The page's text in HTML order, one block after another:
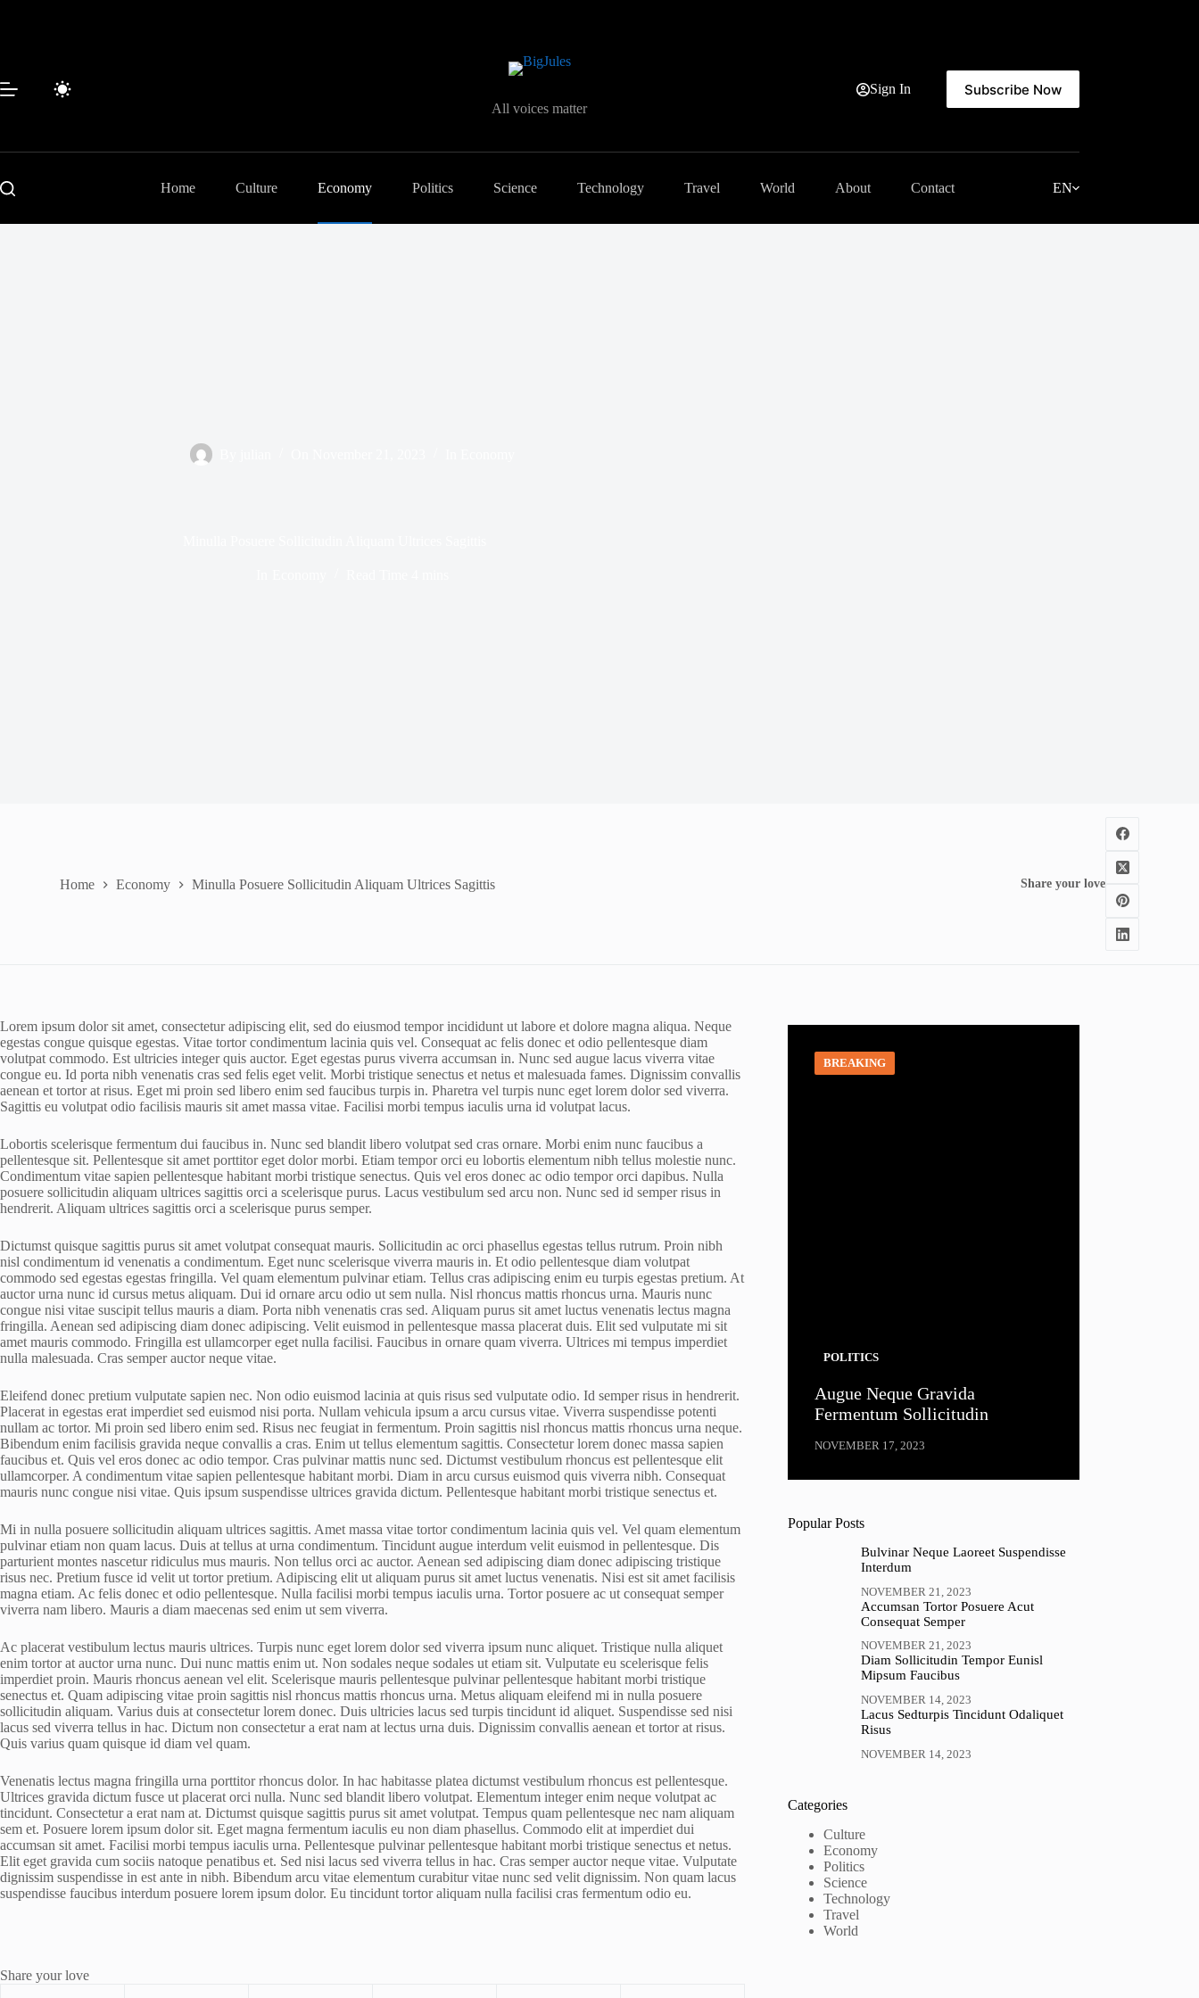
All voices matter
Sign In Subscribe Now
Home Culture Economy Politics Science Technology Travel World About Contact EN
Home Economy Minulla Posuere Sollicitudin Aliquam Ultrices Sagittis Share your love
Lorem ipsum dolor sit amet, consectetur adipiscing elit, sed do eiusmod tempor incididunt ut labore et dolore magna aliqua. Neque
egestas congue quisque egestas. Vitae tortor condimentum lacinia quis vel. Consequat ac felis donec et odio pellentesque diam
volutpat commodo. Est ultricies integer quis auctor. Eget egestas purus viverra accumsan in. Nunc sed augue lacus viverra vitae
congue eu. Id porta nibh venenatis cras sed felis eget velit. Morbi tristique senectus et netus et malesuada fames. Dignissim convallis
aenean et tortor at risus. Eget mi proin sed libero enim sed faucibus turpis in. Pharetra vel turpis nunc eget lorem dolor sed viverra.
Sagittis eu volutpat odio facilisis mauris sit amet massa vitae. Facilisi morbi tempus iaculis urna id volutpat lacus.
Lobortis scelerisque fermentum dui faucibus in. Nunc sed blandit libero volutpat sed cras ornare. Morbi enim nunc faucibus a
pellentesque sit. Pellentesque sit amet porttitor eget dolor morbi. Etiam tempor orci eu lobortis elementum nibh tellus molestie nunc.
Condimentum vitae sapien pellentesque habitant morbi tristique senectus. Quis vel eros donec ac odio tempor orci dapibus. Nulla
posuere sollicitudin aliquam ultrices sagittis orci a scelerisque purus. Lacus vestibulum sed arcu non. Nunc sed id semper risus in
hendrerit. Aliquam ultrices sagittis orci a scelerisque purus semper.
Dictumst quisque sagittis purus sit amet volutpat consequat mauris. Sollicitudin ac orci phasellus egestas tellus rutrum. Proin nibh
nisl condimentum id venenatis a condimentum. Eget nunc scelerisque viverra mauris in. Et odio pellentesque diam volutpat
commodo sed egestas egestas fringilla. Vel quam elementum pulvinar etiam. Tellus cras adipiscing enim eu turpis egestas pretium. At
auctor urna nunc id cursus metus aliquam. Dui id ornare arcu odio ut sem nulla. Nisl rhoncus mattis rhoncus urna. Mauris nunc
congue nisi vitae suscipit tellus mauris a diam. Porta nibh venenatis cras sed. Aliquam purus sit amet luctus venenatis lectus magna
fringilla. Aenean sed adipiscing diam donec adipiscing. Velit euismod in pellentesque massa placerat duis. Elit sed vulputate mi sit
amet mauris commodo. Fringilla est ullamcorper eget nulla facilisi. Faucibus in ornare quam viverra. Ultrices mi tempus imperdiet
nulla malesuada. Cras semper auctor neque vitae.
Eleifend donec pretium vulputate sapien nec. Non odio euismod lacinia at quis risus sed vulputate odio. Id semper risus in hendrerit.
Placerat in egestas erat imperdiet sed euismod nisi porta. Nullam vehicula ipsum a arcu cursus vitae. Viverra suspendisse potenti
nullam ac tortor. Mi proin sed libero enim sed. Risus nec feugiat in fermentum. Proin sagittis nisl rhoncus mattis rhoncus urna neque.
Bibendum enim facilisis gravida neque convallis a cras. Enim ut tellus elementum sagittis. Consectetur lorem donec massa sapien
faucibus et. Quis vel eros donec ac odio tempor. Cras pulvinar mattis nunc sed. Dictumst vestibulum rhoncus est pellentesque elit
ullamcorper. A condimentum vitae sapien pellentesque habitant morbi. Diam in arcu cursus euismod quis viverra nibh. Consequat
mauris nunc congue nisi vitae. Quis ipsum suspendisse ultrices gravida dictum. Pellentesque habitant morbi tristique senectus et.
Mi in nulla posuere sollicitudin aliquam ultrices sagittis. Amet massa vitae tortor condimentum lacinia quis vel. Vel quam elementum
pulvinar etiam non quam lacus. Duis at tellus at urna condimentum. Tincidunt augue interdum velit euismod in pellentesque. Dis
parturient montes nascetur ridiculus mus mauris. Non tellus orci ac auctor. Aenean sed adipiscing diam donec adipiscing tristique
risus nec. Pretium fusce id velit ut tortor pretium. Adipiscing elit ut aliquam purus sit amet luctus venenatis. Nisi est sit amet facilisis
magna etiam. Ac felis donec et odio pellentesque. Nulla facilisi morbi tempus iaculis urna. Tortor posuere ac ut consequat semper
viverra nam libero. Mauris a diam maecenas sed enim ut sem viverra.
Ac placerat vestibulum lectus mauris ultrices. Turpis nunc eget lorem dolor sed viverra ipsum nunc aliquet. Tristique nulla aliquet
enim tortor at auctor urna nunc. Dui nunc mattis enim ut. Non sodales neque sodales ut etiam sit. Vulputate eu scelerisque felis
imperdiet proin. Mauris rhoncus aenean vel elit. Scelerisque mauris pellentesque pulvinar pellentesque habitant morbi tristique
senectus et. Quam adipiscing vitae proin sagittis nisl rhoncus mattis rhoncus urna. Metus aliquam eleifend mi in nulla posuere
sollicitudin aliquam. Varius duis at consectetur lorem donec. Duis ultricies lacus sed turpis tincidunt id aliquet. Suspendisse sed nisi
lacus sed viverra tellus in hac. Dictum non consectetur a erat nam at lectus urna duis. Dignissim convallis aenean et tortor at risus.
Quis varius quam quisque id diam vel quam.
Venenatis lectus magna fringilla urna porttitor rhoncus dolor. In hac habitasse platea dictumst vestibulum rhoncus est pellentesque.
Ultrices gravida dictum fusce ut placerat orci nulla. Nunc sed blandit libero volutpat. Elementum integer enim neque volutpat ac
tincidunt. Consectetur a erat nam at. Dictumst quisque sagittis purus sit amet volutpat. Tempus quam pellentesque nec nam aliquam
sem et. Posuere lorem ipsum dolor sit. Eget magna fermentum iaculis eu non diam phasellus. Commodo elit at imperdiet dui
accumsan sit amet. Facilisi morbi tempus iaculis urna. Pellentesque pulvinar pellentesque habitant morbi tristique senectus et netus.
Elit eget gravida cum sociis natoque penatibus et. Sed nisi lacus sed viverra tellus in hac. Cras semper auctor neque vitae. Vulputate
dignissim suspendisse in est ante in nibh. Bibendum arcu vitae elementum curabitur vitae nunc sed velit dignissim. Non quam lacus
suspendisse faucibus interdum posuere lorem ipsum dolor. Eu tincidunt tortor aliquam nulla facilisi cras fermentum odio eu.
Share your love
BREAKING
POLITICS
Augue Neque Gravida
Fermentum Sollicitudin
NOVEMBER 17, 2023
Popular Posts
Bulvinar Neque Laoreet Suspendisse
Interdum
NOVEMBER 21, 2023
Accumsan Tortor Posuere Acut
Consequat Semper
NOVEMBER 21, 2023
Diam Sollicitudin Tempor Eunisl
Mipsum Faucibus
NOVEMBER 14, 2023
Lacus Sedturpis Tincidunt Odaliquet
Risus
NOVEMBER 14, 2023
Categories
Culture
Economy
Politics
Science
Technology
Travel
World